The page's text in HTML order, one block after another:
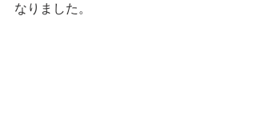
なりました。